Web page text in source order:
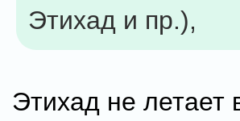
Этихад и пр.),
Этихад не летает